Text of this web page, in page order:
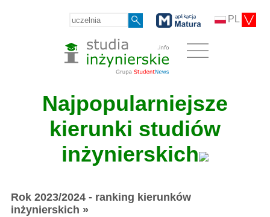
PL
Najpopularniejsze
kierunki studiów
inżynierskich
Rok 2023/2024 - ranking kierunków
inżynierskich »